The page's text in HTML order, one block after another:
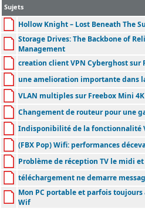
Sujets
Hollow Knight – Lost Beneath The
Storage Drives: The Backbone of
Management
creation client VPN Cyberghost sur
une amelioration importante dans
VLAN multiples sur Freebox Mini 4K
Changement de routeur pour une
Indisponibilité de la fonctionnalité
(FBX Pop) Wifi: performances
Problème de réception TV le midi
téléchargement ne demarre
Mon PC portable et parfois
Wif